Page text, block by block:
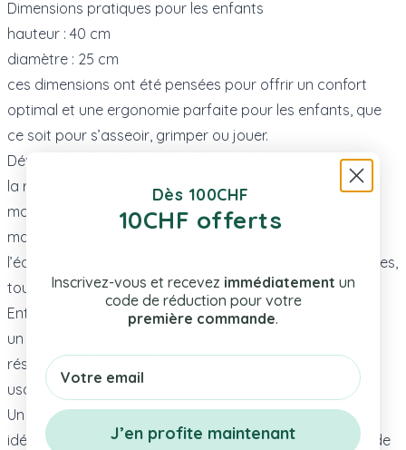
Dimensions pratiques pour les enfants
hauteur : 40 cm
diamètre : 25 cm
ces dimensions ont été pensées pour offrir un confort
optimal et une ergonomie parfaite pour les enfants, que
ce soit pour s’asseoir, grimper ou jouer.
Développement moteur et imagination
la rainbow chair encourage le développement de la
motricité globale, la coordination et la créativité. en
manipulant les différentes pièces, les enfants explorent
l’équilibre, la logique spatiale et la résolution de problèmes,
tout en s’amusant.
Entretien simple et rapide
un coup de chiffon humide suffit pour la nettoyer.
résistante à l’eau et à l’usure, elle est parfaite pour les
usages quotidiens des tout-petits.
Un cadeau original et évolutif
idéale pour un anniversaire, une naissance ou les fêtes de
Dès 100CHF
10CHF offerts
Inscrivez-vous et recevez immédiatement un
code de réduction pour votre
première commande.
Email
J’en profite maintenant